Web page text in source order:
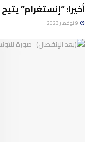
أخيرا: “إنستغرام”